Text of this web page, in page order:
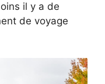
il y a de
de voyage